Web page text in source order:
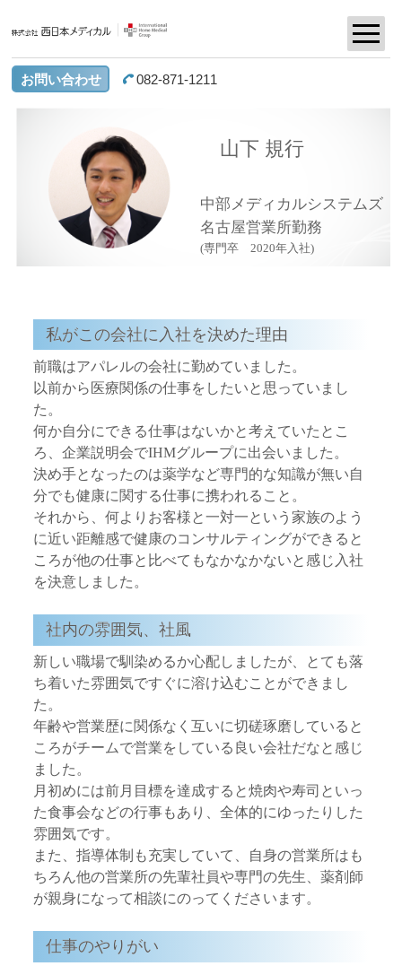
お問い合わせ 082-871-1211
山下 規行
中部メディカルシステムズ
名古屋営業所勤務
(専門卒 2020年入社)
私がこの会社に入社を決めた理由
前職はアパレルの会社に勤めていました。
以前から医療関係の仕事をしたいと思っていまし
た。
何か自分にできる仕事はないかと考えていたとこ
ろ、企業説明会でIHMグループに出会いました。
決め手となったのは薬学など専門的な知識が無い自
分でも健康に関する仕事に携われること。
それから、何よりお客様と一対一という家族のよう
に近い距離感で健康のコンサルティングができると
ころが他の仕事と比べてもなかなかないと感じ入社
を決意しました。
社内の雰囲気、社風
新しい職場で馴染めるか心配しましたが、とても落
ち着いた雰囲気ですぐに溶け込むことができまし
た。
年齢や営業歴に関係なく互いに切磋琢磨していると
ころがチームで営業をしている良い会社だなと感じ
ました。
月初めには前月目標を達成すると焼肉や寿司といっ
た食事会などの行事もあり、全体的にゆったりした
雰囲気です。
また、指導体制も充実していて、自身の営業所はも
ちろん他の営業所の先輩社員や専門の先生、薬剤師
が親身になって相談にのってくださいます。
仕事のやりがい